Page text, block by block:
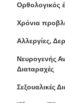
Ορθολογικός
Χρόνια
Αλλεργίες,
Νευρογενής
Διαταραχές
Σεξουαλικές